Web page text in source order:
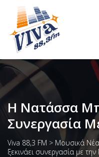
H Νατάσσα
Συνεργασία
Viva 88,3 FM > Μουσικά Νέα
ξεκινάει συνεργασία με την